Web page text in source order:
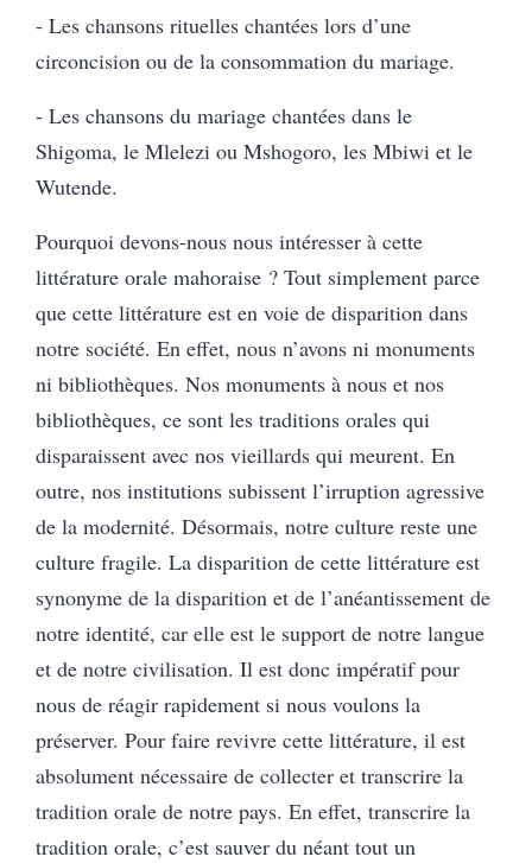
- Les chansons rituelles chantées lors d’une
circoncision ou de la consommation du mariage.
- Les chansons du mariage chantées dans le
Shigoma, le Mlelezi ou Mshogoro, les Mbiwi et le
Wutende.
Pourquoi devons-nous nous intéresser à cette
littérature orale mahoraise ? Tout simplement parce
que cette littérature est en voie de disparition dans
notre société. En effet, nous n’avons ni monuments
ni bibliothèques. Nos monuments à nous et nos
bibliothèques, ce sont les traditions orales qui
disparaissent avec nos vieillards qui meurent. En
outre, nos institutions subissent l’irruption agressive
de la modernité. Désormais, notre culture reste une
culture fragile. La disparition de cette littérature est
synonyme de la disparition et de l’anéantissement de
notre identité, car elle est le support de notre langue
et de notre civilisation. Il est donc impératif pour
nous de réagir rapidement si nous voulons la
préserver. Pour faire revivre cette littérature, il est
absolument nécessaire de collecter et transcrire la
tradition orale de notre pays. En effet, transcrire la
tradition orale, c’est sauver du néant tout un